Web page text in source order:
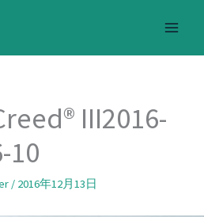
III2016-
10
/ 2016年12月13日